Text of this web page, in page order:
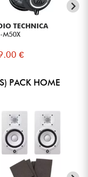
TECHNICA
M50X
€
PACK HOME